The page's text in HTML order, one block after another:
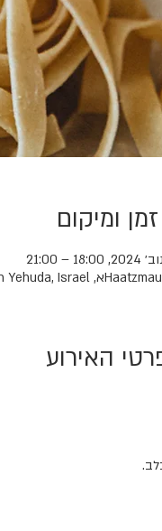
זמן ומיקום
האירוע